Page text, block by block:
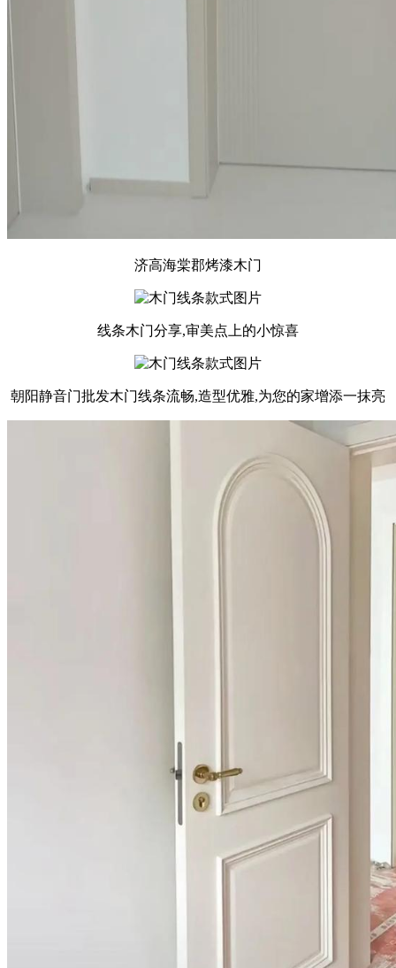
济高海棠郡烤漆木门
线条木门分享,审美点上的小惊喜
朝阳静音门批发木门线条流畅,造型优雅,为您的家增添一抹亮